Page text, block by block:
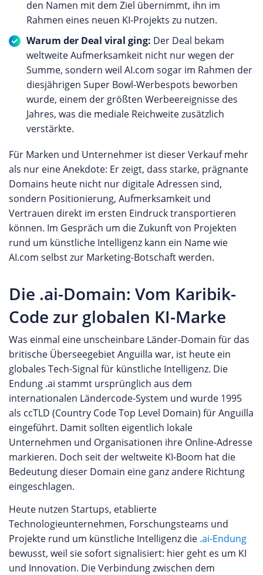
den Namen mit dem Ziel übernimmt, ihn im
Rahmen eines neuen KI-Projekts zu nutzen.
Warum der Deal viral ging: Der Deal bekam
weltweite Aufmerksamkeit nicht nur wegen der
Summe, sondern weil AI.com sogar im Rahmen der
diesjährigen Super Bowl-Werbespots beworben
wurde, einem der größten Werbeereignisse des
Jahres, was die mediale Reichweite zusätzlich
verstärkte.
Für Marken und Unternehmer ist dieser Verkauf mehr
als nur eine Anekdote: Er zeigt, dass starke, prägnante
Domains heute nicht nur digitale Adressen sind,
sondern Positionierung, Aufmerksamkeit und
Vertrauen direkt im ersten Eindruck transportieren
können. Im Gespräch um die Zukunft von Projekten
rund um künstliche Intelligenz kann ein Name wie
AI.com selbst zur Marketing-Botschaft werden.
Die .ai-Domain: Vom Karibik-
Code zur globalen KI-Marke
Was einmal eine unscheinbare Länder-Domain für das
britische Überseegebiet Anguilla war, ist heute ein
globales Tech-Signal für künstliche Intelligenz. Die
Endung .ai stammt ursprünglich aus dem
internationalen Ländercode-System und wurde 1995
als ccTLD (Country Code Top Level Domain) für Anguilla
eingeführt. Damit sollten eigentlich lokale
Unternehmen und Organisationen ihre Online-Adresse
markieren. Doch seit der weltweite KI-Boom hat die
Bedeutung dieser Domain eine ganz andere Richtung
eingeschlagen.
Heute nutzen Startups, etablierte
Technologieunternehmen, Forschungsteams und
Projekte rund um künstliche Intelligenz die .ai-Endung
bewusst, weil sie sofort signalisiert: hier geht es um KI
und Innovation. Die Verbindung zwischen dem